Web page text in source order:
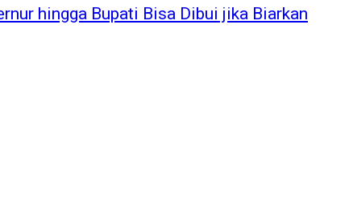
hingga Bupati Bisa Dibui jika Biarkan